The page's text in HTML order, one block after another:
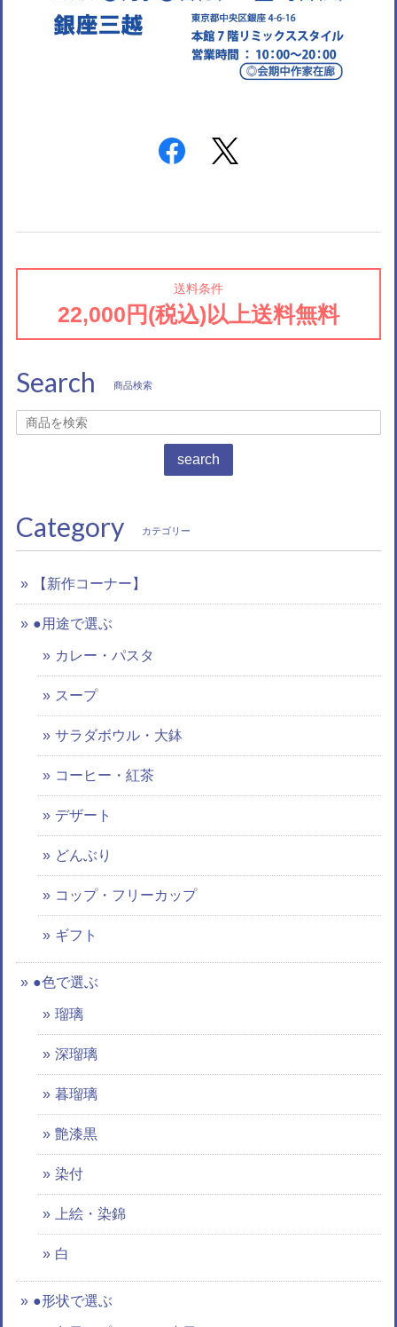
送料条件
22,000円(税込)以上送料無料
Search 商品検索
search
Category カテゴリー
【新作コーナー】
●用途で選ぶ
カレー・パスタ
スープ
サラダボウル・大鉢
コーヒー・紅茶
デザート
どんぶり
コップ・フリーカップ
ギフト
●色で選ぶ
瑠璃
深瑠璃
暮瑠璃
艶漆黒
染付
上絵・染錦
白
●形状で選ぶ